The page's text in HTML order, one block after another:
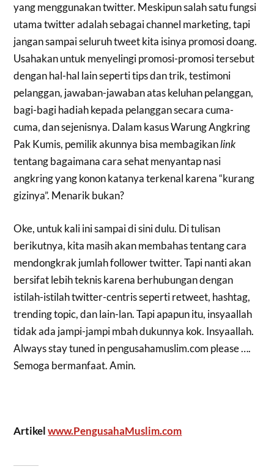
yang menggunakan twitter. Meskipun salah satu fungsi
utama twitter adalah sebagai channel marketing, tapi
jangan sampai seluruh tweet kita isinya promosi doang.
Usahakan untuk menyelingi promosi-promosi tersebut
dengan hal-hal lain seperti tips dan trik, testimoni
pelanggan, jawaban-jawaban atas keluhan pelanggan,
bagi-bagi hadiah kepada pelanggan secara cuma-
cuma, dan sejenisnya. Dalam kasus Warung Angkring
Pak Kumis, pemilik akunnya bisa membagikanlink
tentang bagaimana cara sehat menyantap nasi
angkring yang konon katanya terkenal karena “kurang
gizinya”. Menarik bukan?
Oke, untuk kali ini sampai di sini dulu. Di tulisan
berikutnya, kita masih akan membahas tentang cara
mendongkrak jumlah follower twitter. Tapi nanti akan
bersifat lebih teknis karena berhubungan dengan
istilah-istilah twitter-centris seperti retweet, hashtag,
trending topic, dan lain-lan. Tapi apapun itu, insyaallah
tidak ada jampi-jampi mbah dukunnya kok. Insyaallah.
Always stay tuned in pengusahamuslim.com please ….
Semoga bermanfaat. Amin.
Artikelwww.PengusahaMuslim.com